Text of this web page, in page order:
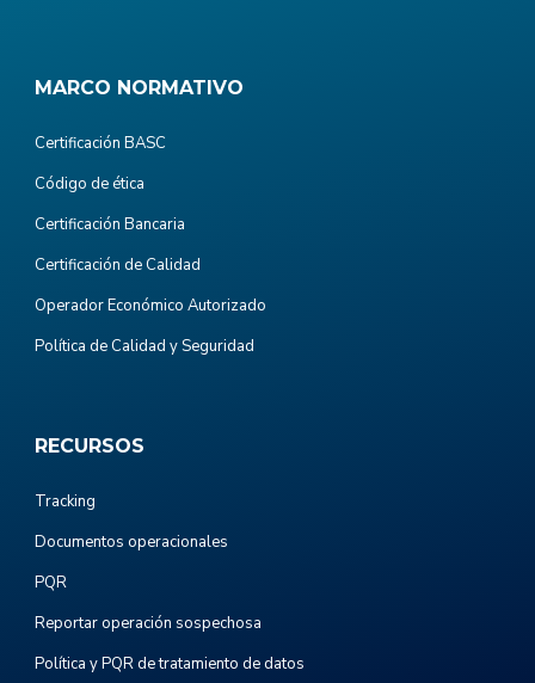
MARCO NORMATIVO
Certificación BASC
Código de ética
Certificación Bancaria
Certificación de Calidad
Operador Económico Autorizado
Política de Calidad y Seguridad
RECURSOS
Tracking
Documentos operacionales
PQR
Reportar operación sospechosa
Política y PQR de tratamiento de datos